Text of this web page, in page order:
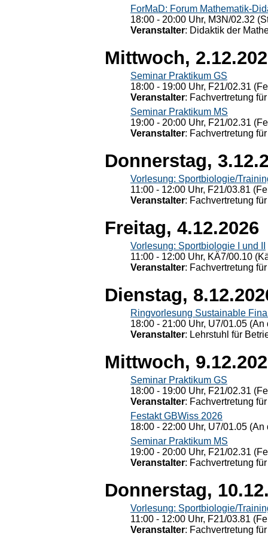
ForMaD: Forum Mathematik-
18:00 - 20:00 Uhr, M3N/02.32
Veranstalter: Didaktik der
Mittwoch,
Seminar Praktikum GS
18:00 - 19:00 Uhr, F21/02.31
Veranstalter: Fachvertretung
Seminar Praktikum MS
19:00 - 20:00 Uhr, F21/02.31
Veranstalter: Fachvertretung
Donnerstag,
Vorlesung: Sportbiologie/
11:00 - 12:00 Uhr, F21/03.81
Veranstalter: Fachvertretung
Freitag, 4.12.2026
Vorlesung: Sportbiologie I und II
11:00 - 12:00 Uhr, KÄ7/00.10
Veranstalter: Fachvertretung
Dienstag,
Ringvorlesung Sustainable
18:00 - 21:00 Uhr, U7/01.05
Veranstalter: Lehrstuhl für
Mittwoch,
Seminar Praktikum GS
18:00 - 19:00 Uhr, F21/02.31
Veranstalter: Fachvertretung
Festakt GBWiss 2026
18:00 - 22:00 Uhr, U7/01.05
Seminar Praktikum MS
19:00 - 20:00 Uhr, F21/02.31
Veranstalter: Fachvertretung
Donnerstag,
Vorlesung: Sportbiologie/
11:00 - 12:00 Uhr, F21/03.81
Veranstalter: Fachvertretung